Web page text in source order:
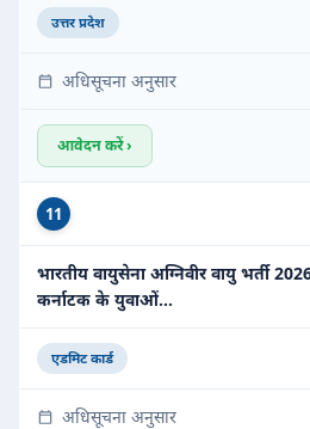
उत्तर प्रदेश
अधिसूचना अनुसार
आवेदन करें ›
11
भारतीय वायुसेना अग्निवीर वायु भर्ती
कर्नाटक के युवाओं…
एडमिट कार्ड
अधिसूचना अनुसार